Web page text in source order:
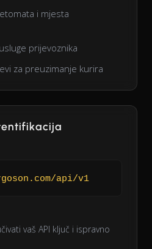
i mjesta
prijevoznika
za preuzimanje kurira
api/v1
vaš API ključ i ispravno